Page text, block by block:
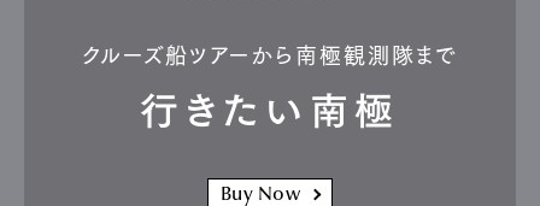
クルーズ船ツアーから南極観測隊まで
行きたい南極
Buy Now